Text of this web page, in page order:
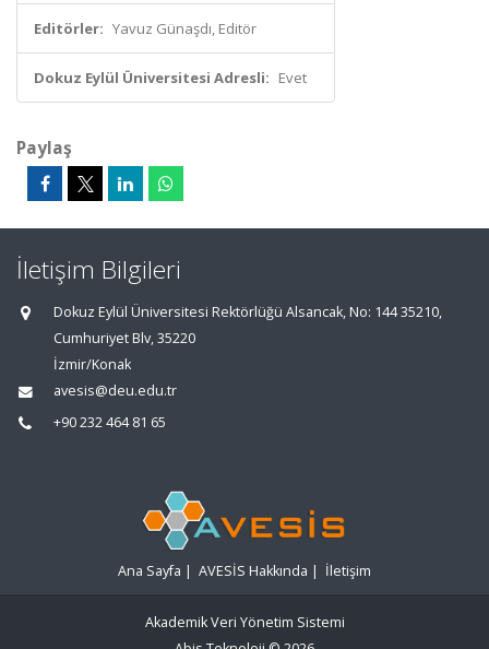
Editörler: Yavuz Günaşdı, Editör
Dokuz Eylül Üniversitesi Adresli: Evet
Paylaş
İletişim Bilgileri
Dokuz Eylül Üniversitesi Rektörlüğü Alsancak, No: 144 35210,
Cumhuriyet Blv, 35220
İzmir/Konak
avesis@deu.edu.tr
+90 232 464 81 65
Ana Sayfa | AVESİS Hakkında | İletişim
Akademik Veri Yönetim Sistemi